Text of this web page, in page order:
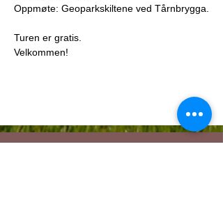
Oppmøte: Geoparkskiltene ved Tårnbrygga.
Turen er gratis.
Velkommen!